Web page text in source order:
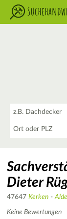
Dieter
47647 Kerken -
Keine Bewertungen